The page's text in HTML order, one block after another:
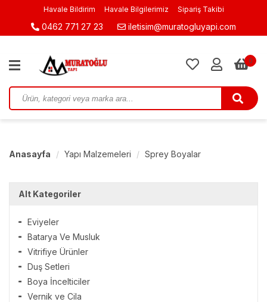
Havale Bildirim Havale Bilgilerimiz Sipariş Takibi
0462 771 27 23 iletisim@muratogluyapi.com
0
Anasayfa Yapı Malzemeleri Sprey Boyalar
Alt Kategoriler
Eviyeler
Batarya Ve Musluk
Vitrifiye Ürünler
Duş Setleri
Boya İncelticiler
Vernik ve Cila